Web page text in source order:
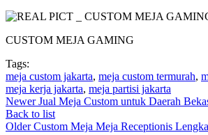
CUSTOM MEJA GAMING
Tags:
meja custom jakarta, meja custom termurah,
meja kerja jakarta, meja partisi jakarta
Newer Jual Meja Custom untuk Daerah
Back to list
Older Custom Meja Meja Receptionis